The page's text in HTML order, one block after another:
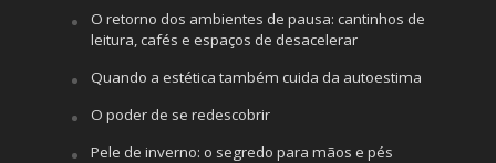
O retorno dos ambientes de pausa: cantinhos de
leitura, cafés e espaços de desacelerar
Quando a estética também cuida da autoestima
O poder de se redescobrir
Pele de inverno: o segredo para mãos e pés